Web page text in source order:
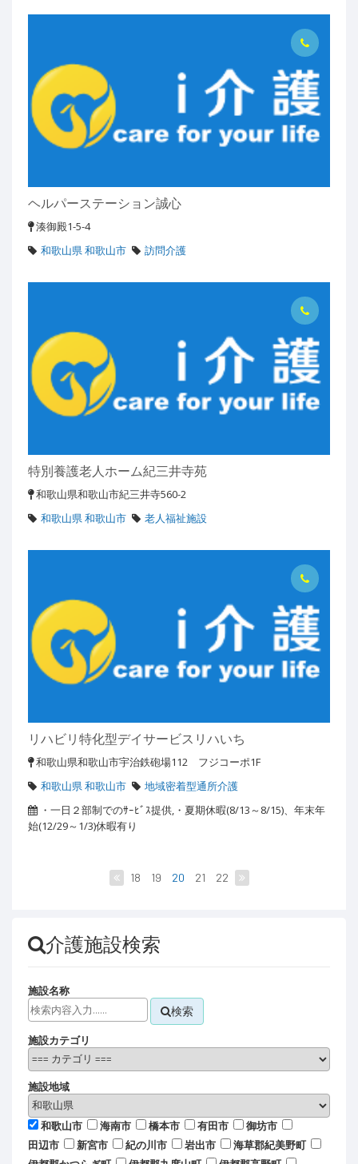
ヘルパーステーション誠心
湊御殿1-5-4
和歌山県 和歌山市
訪問介護
特別養護老人ホーム紀三井寺苑
和歌山県和歌山市紀三井寺560-2
和歌山県 和歌山市
老人福祉施設
リハビリ特化型デイサービスリハいち
和歌山県和歌山市宇治鉄砲場112 フジコーポ1F
和歌山県 和歌山市
地域密着型通所介護
・一日２部制でのｻｰﾋﾞｽ提供,・夏期休暇(8/13～8/15)、年末年
始(12/29～1/3)休暇有り
18 19 20 21 22
介護施設検索
施設名称
検索
施設カテゴリ
施設地域
和歌山市 海南市 橋本市 有田市
御坊市
田辺市
新宮市 紀の川市 岩出市
海草郡紀美野町